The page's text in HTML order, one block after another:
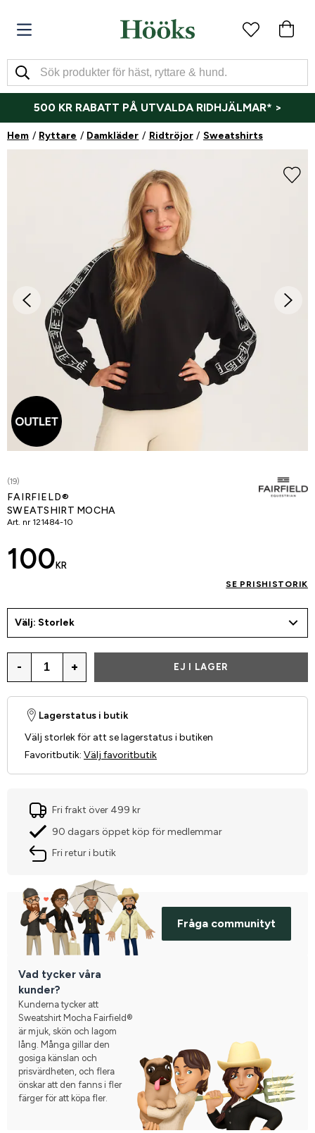
500 KR RABATT PÅ UTVALDA RIDHJÄLMAR* >
Hem Ryttare Damkläder Ridtröjor Sweatshirts
(19)
FAIRFIELD®
SWEATSHIRT MOCHA
Art. nr 121484-10
100 KR
SE PRISHISTORIK
Välj: Storlek
- + EJ I LAGER
Lagerstatus i butik
Välj storlek för att se lagerstatus i butiken
Favoritbutik: Välj favoritbutik
Fri frakt över 499 kr
90 dagars öppet köp för medlemmar
Fri retur i butik
Fråga communityt
Vad tycker våra
kunder?
Kunderna tycker att
Sweatshirt Mocha Fairfield®
är mjuk, skön och lagom
lång. Många gillar den
gosiga känslan och
prisvärdheten, och flera
önskar att den fanns i fler
färger för att köpa fler.